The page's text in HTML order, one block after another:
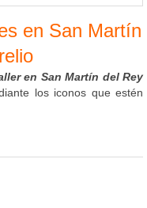
en San Martín
en San Martín del Rey
los iconos que estén